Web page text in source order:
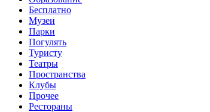
Бесплатно
Музеи
Парки
Погулять
Туристу
Театры
Пространства
Клубы
Прочее
Рестораны